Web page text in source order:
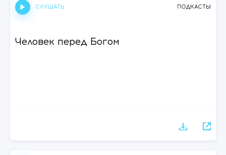
СЛУШАТЬ ПОДКАСТЫ
Человек перед Богом